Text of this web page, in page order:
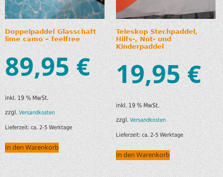
Doppelpaddel Glasschaft
lime camo – feelfree
89,95€
inkl. 19 % MwSt.
zzgl.Versandkosten
Lieferzeit:ca. 2-5 Werktage
In den Warenkorb
Teleskop Stechpaddel,
Hilfs-, Not- und
Kinderpaddel
19,95€
inkl. 19 % MwSt.
zzgl.Versandkosten
Lieferzeit:ca. 2-5 Werktage
In den Warenkorb